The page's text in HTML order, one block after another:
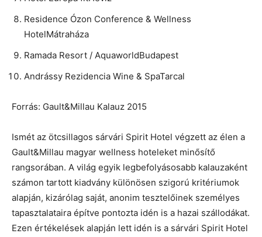
Residence Ózon Conference & Wellness
HotelMátraháza
Ramada Resort / AquaworldBudapest
Andrássy Rezidencia Wine & SpaTarcal
Forrás: Gault&Millau Kalauz 2015
Ismét az ötcsillagos sárvári Spirit Hotel végzett az élen a
Gault&Millau magyar wellness hoteleket minősítő
rangsorában. A világ egyik legbefolyásosabb kalauzaként
számon tartott kiadvány különösen szigorú kritériumok
alapján, kizárólag saját, anonim tesztelőinek személyes
tapasztalataira építve pontozta idén is a hazai szállodákat.
Ezen értékelések alapján lett idén is a sárvári Spirit Hotel